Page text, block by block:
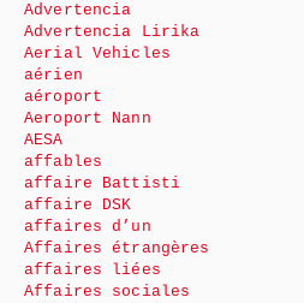
Advertencia
Advertencia Lirika
Aerial Vehicles
aérien
aéroport
Aeroport Nann
AESA
affables
affaire Battisti
affaire DSK
affaires d’un
Affaires étrangères
affaires liées
Affaires sociales